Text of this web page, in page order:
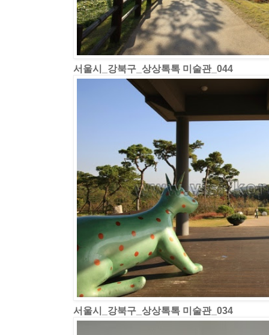
서울시_강북구_상상톡톡 미술관_044
서울시_강북구_상상톡톡 미술관_034